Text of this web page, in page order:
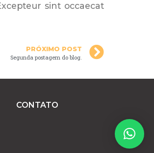
sint occaecat
PRÓXIMO POST
Segunda postagem do blog.
CONTATO